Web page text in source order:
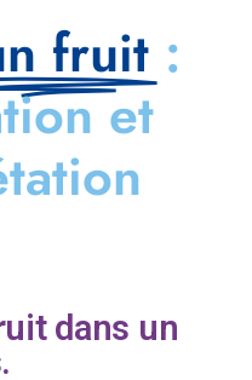
fruit :
et
dans un